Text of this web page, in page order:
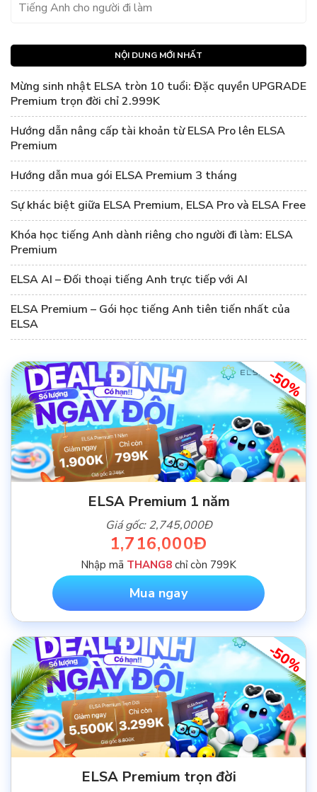
Tiếng Anh cho người đi làm
NỘI DUNG MỚI NHẤT
Mừng sinh nhật ELSA tròn 10 tuổi: Đặc quyền UPGRADE
Premium trọn đời chỉ 2.999K
Hướng dẫn nâng cấp tài khoản từ ELSA Pro lên ELSA
Premium
Hướng dẫn mua gói ELSA Premium 3 tháng
Sự khác biệt giữa ELSA Premium, ELSA Pro và ELSA Free
Khóa học tiếng Anh dành riêng cho người đi làm: ELSA
Premium
ELSA AI – Đối thoại tiếng Anh trực tiếp với AI
ELSA Premium – Gói học tiếng Anh tiên tiến nhất của
ELSA
-50%
ELSA Premium 1 năm
Giá gốc: 2,745,000Đ
1,716,000Đ
Nhập mã THANG8 chỉ còn 799K
Mua ngay
-50%
ELSA Premium trọn đời